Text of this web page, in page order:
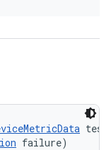
failure)